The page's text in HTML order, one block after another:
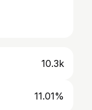
10.3k
11.01%